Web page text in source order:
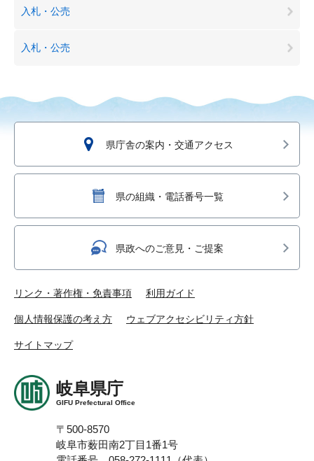
入札・公売
入札・公売
県庁舎の案内・交通アクセス
県の組織・電話番号一覧
県政へのご意見・ご提案
リンク・著作権・免責事項 利用ガイド
個人情報保護の考え方 ウェブアクセシビリティ方針
サイトマップ
岐阜県庁
GIFU Prefectural Office
〒500-8570
岐阜市薮田南2丁目1番1号